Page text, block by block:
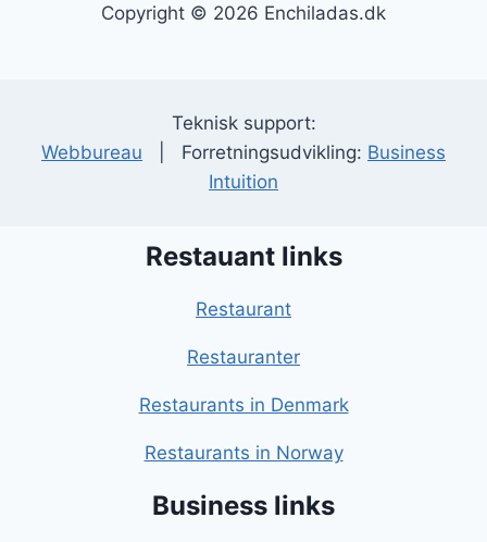
Copyright © 2026 Enchiladas.dk
Teknisk support:
Webbureau | Forretningsudvikling: Business
Intuition
Restauant links
Restaurant
Restauranter
Restaurants in Denmark
Restaurants in Norway
Business links